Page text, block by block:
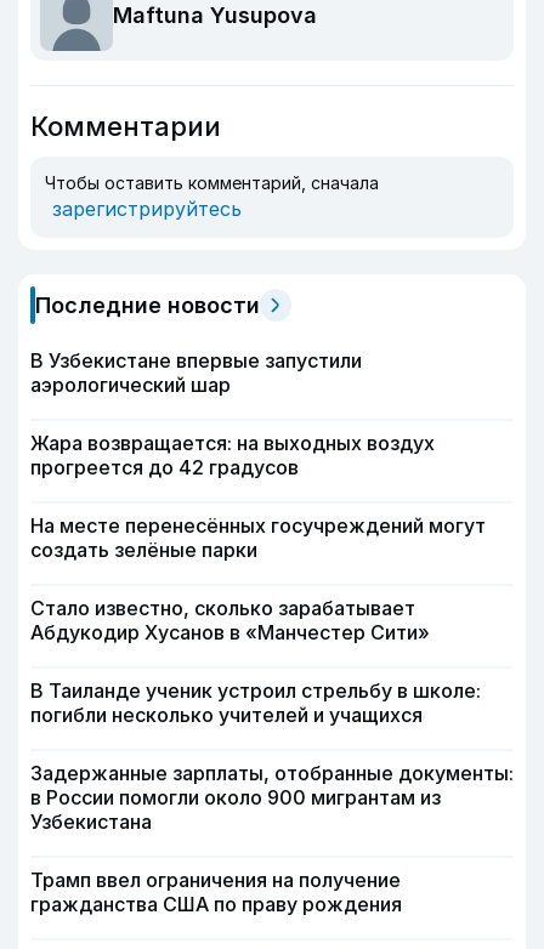
Maftuna Yusupova
Комментарии
Чтобы оставить комментарий, сначала
зарегистрируйтесь
Последние новости
В Узбекистане впервые запустили
аэрологический шар
Жара возвращается: на выходных воздух
прогреется до 42 градусов
На месте перенесённых госучреждений могут
создать зелёные парки
Стало известно, сколько зарабатывает
Абдукодир Хусанов в «Манчестер Сити»
В Таиланде ученик устроил стрельбу в школе:
погибли несколько учителей и учащихся
Задержанные зарплаты, отобранные документы:
в России помогли около 900 мигрантам из
Узбекистана
Трамп ввел ограничения на получение
гражданства США по праву рождения